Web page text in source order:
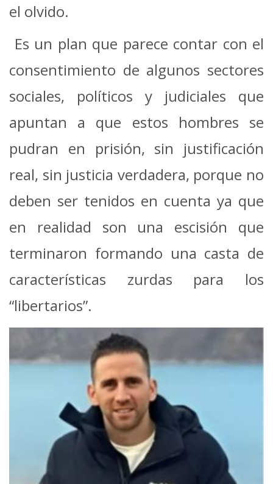
el olvido.
Es un plan que parece contar con el
consentimiento de algunos sectores
sociales, políticos y judiciales que
apuntan a que estos hombres se
pudran en prisión, sin justificación
real, sin justicia verdadera, porque no
deben ser tenidos en cuenta ya que
en realidad son una escisión que
terminaron formando una casta de
características zurdas para los
“libertarios”.